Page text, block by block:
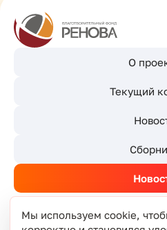
О
Текущий
Мы используем cookie,